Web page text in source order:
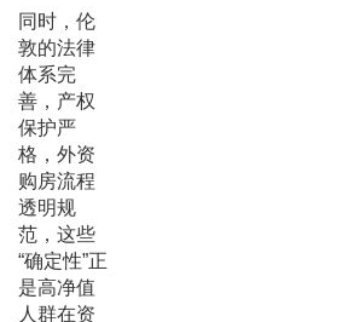
同时，伦
敦的法律
体系完
善，产权
保护严
格，外资
购房流程
透明规
范，这些
“确定性”正
是高净值
人群在资